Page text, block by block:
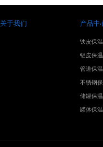
关于我们 产品中
铁皮保温
铝皮保温
管道保温
不锈钢
储罐保温
罐体保温